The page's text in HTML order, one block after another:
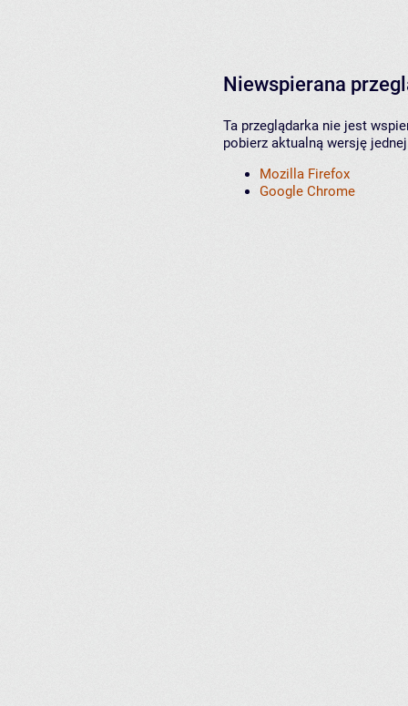
Niewspierana
Ta przeglądarka nie jest
pobierz aktualną wersję
Mozilla Firefox
Google Chrome